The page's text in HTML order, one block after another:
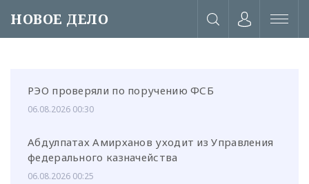
НОВОЕ ДЕЛО
РЭО проверяли по поручению ФСБ
06.08.2026 00:30
Абдулпатах Амирханов уходит из Управления
федерального казначейства
06.08.2026 00:25